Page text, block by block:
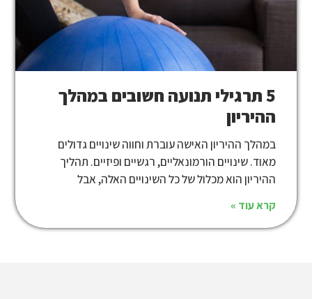
5 תרגילי תנועה חשובים במהלך
ההיריון
במהלך ההיריון האישה עוברת וחווה שינויים גדולים
מאוד. שינויים הורמונאליים, רגשיים ופיזיים. תהליך
ההיריון הוא מכלול של כל השינויים האלה, אבל
קרא עוד »